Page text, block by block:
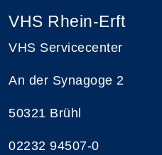
VHS Rhein-Erft
VHS Servicecenter
An der Synagoge 2
50321 Brühl
02232 94507-0